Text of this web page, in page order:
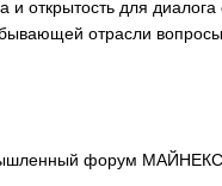
и открытость для диалога
отрасли
форум МАЙНЕКС